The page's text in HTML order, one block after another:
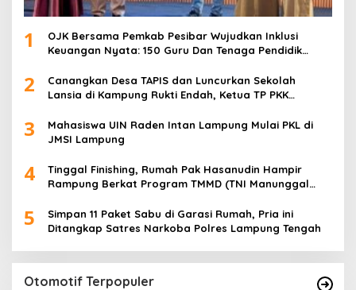
1
OJK Bersama Pemkab Pesibar Wujudkan Inklusi
Keuangan Nyata: 150 Guru Dan Tenaga Pendidik
2
Canangkan Desa TAPIS dan Luncurkan Sekolah
Lansia di Kampung Rukti Endah, Ketua TP PKK
Desa
3
Mahasiswa UIN Raden Intan Lampung Mulai PKL di
JMSI Lampung
4
Tinggal Finishing, Rumah Pak Hasanudin Hampir
Rampung Berkat Program TMMD (TNI Manunggal
5
Simpan 11 Paket Sabu di Garasi Rumah, Pria ini
Ditangkap Satres Narkoba Polres Lampung Tengah
Otomotif Terpopuler